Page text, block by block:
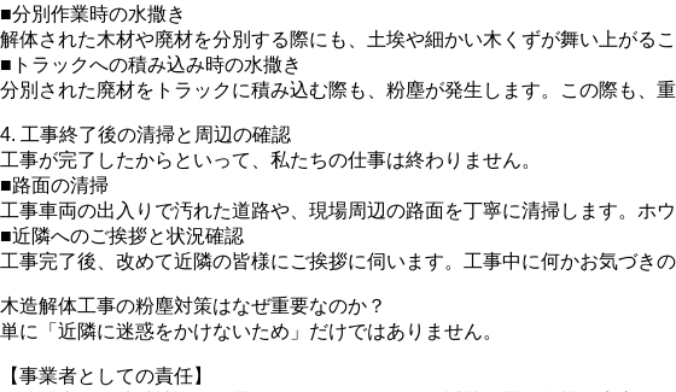
■分別作業時の水撒き
解体された木材や廃材を分別する際にも、土埃や細かい木くずが舞い上がる
■トラックへの積み込み時の水撒き
分別された廃材をトラックに積み込む際も、粉塵が発生します。この際も、
4. 工事終了後の清掃と周辺の確認
工事が完了したからといって、私たちの仕事は終わりません。
■路面の清掃
工事車両の出入りで汚れた道路や、現場周辺の路面を丁寧に清掃します。ホ
■近隣へのご挨拶と状況確認
工事完了後、改めて近隣の皆様にご挨拶に伺います。工事中に何かお気づき
木造解体工事の粉塵対策はなぜ重要なのか？
単に「近隣に迷惑をかけないため」だけではありません。
【事業者としての責任】